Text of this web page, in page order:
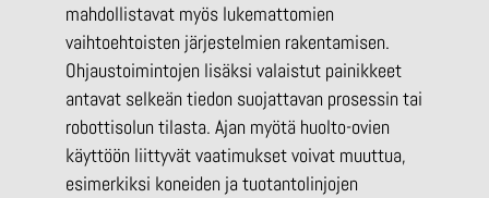
mahdollistavat myös lukemattomien
vaihtoehtoisten järjestelmien rakentamisen.
Ohjaustoimintojen lisäksi valaistut painikkeet
antavat selkeän tiedon suojattavan prosessin tai
robottisolun tilasta. Ajan myötä huolto-ovien
käyttöön liittyvät vaatimukset voivat muuttua,
esimerkiksi koneiden ja tuotantolinjojen